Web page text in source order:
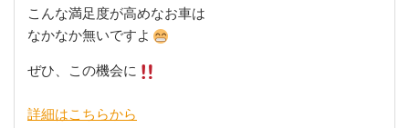
こんな満足度が高めなお車は
なかなか無いですよ
ぜひ、この機会に
詳細はこちらから